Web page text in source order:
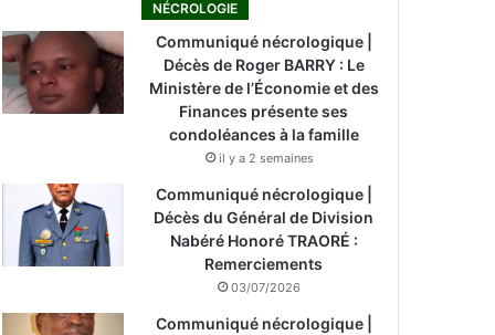
NÉCROLOGIE
Communiqué nécrologique |
Décès de Roger BARRY : Le
Ministère de l’Économie et des
Finances présente ses
condoléances à la famille
il y a 2 semaines
Communiqué nécrologique |
Décès du Général de Division
Nabéré Honoré TRAORÉ :
Remerciements
03/07/2026
Communiqué nécrologique |